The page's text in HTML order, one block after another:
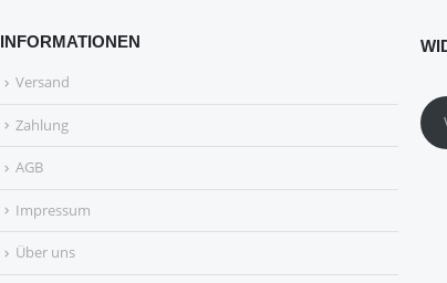
INFORMATIONEN
Versand
Zahlung
AGB
Impressum
Über uns